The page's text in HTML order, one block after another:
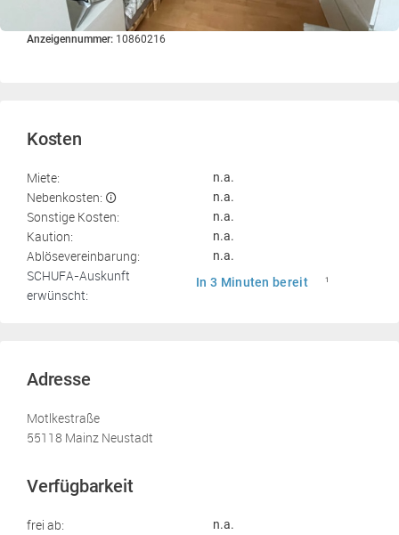
Anzeigennummer: 10860216
Kosten
Miete: n.a.
Nebenkosten: n.a.
Sonstige Kosten: n.a.
Kaution: n.a.
Ablösevereinbarung: n.a.
SCHUFA-Auskunft
erwünscht:
In 3 Minuten bereit 1
Adresse
Motlkestraße
55118 Mainz Neustadt
Verfügbarkeit
frei ab: n.a.